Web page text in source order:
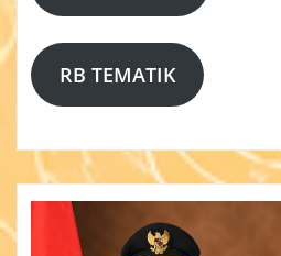
RB TEMATIK